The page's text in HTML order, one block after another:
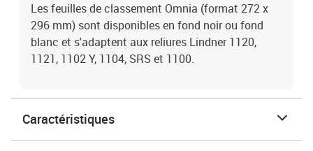
Les feuilles de classement Omnia (format 272 x
296 mm) sont disponibles en fond noir ou fond
blanc et s'adaptent aux reliures Lindner 1120,
1121, 1102 Y, 1104, SRS et 1100.
Caractéristiques